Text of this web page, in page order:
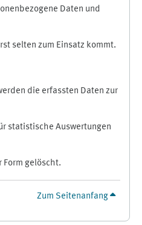
Daten und
selten zum Einsatz kommt.
die erfassten Daten zur
statistische Auswertungen
Form gelöscht.
Zum Seitenanfang